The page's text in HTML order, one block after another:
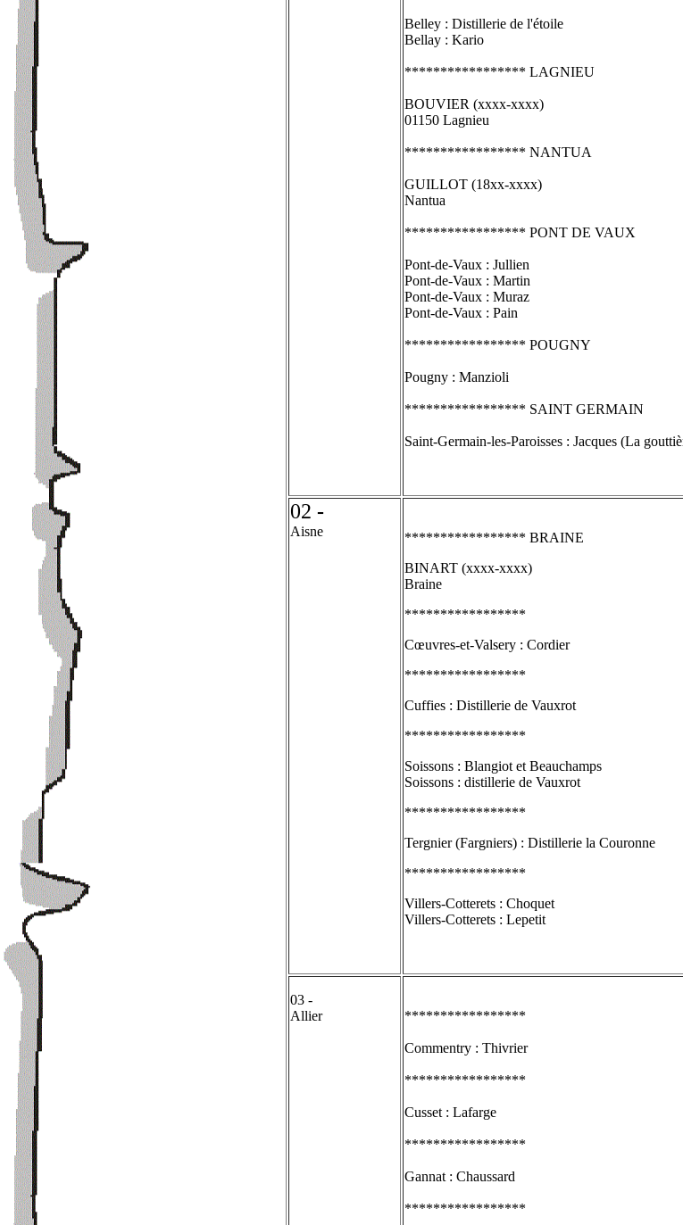
Belley : Distillerie de l'étoile
Bellay : Kario
***************** LAGNIEU
BOUVIER (xxxx-xxxx)
01150 Lagnieu
***************** NANTUA
GUILLOT (18xx-xxxx)
Nantua
***************** PONT DE VAUX
Pont-de-Vaux : Jullien
Pont-de-Vaux : Martin
Pont-de-Vaux : Muraz
Pont-de-Vaux : Pain
***************** POUGNY
Pougny : Manzioli
***************** SAINT GERMAIN
Saint-Germain-les-Paroisses : Jacques (La
02 -
Aisne
***************** BRAINE
BINART (xxxx-xxxx)
Braine
*****************
Cœuvres-et-Valsery : Cordier
*****************
Cuffies : Distillerie de Vauxrot
*****************
Soissons : Blangiot et Beauchamps
Soissons : distillerie de Vauxrot
*****************
Tergnier (Fargniers) : Distillerie la Couronne
*****************
Villers-Cotterets : Choquet
Villers-Cotterets : Lepetit
03 -
Allier
*****************
Commentry : Thivrier
*****************
Cusset : Lafarge
*****************
Gannat : Chaussard
*****************